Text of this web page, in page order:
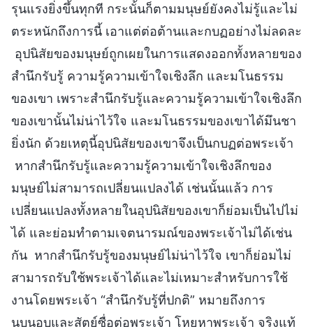
รุนแรงยิ่งขึ้นทุกที กระนั้นก็ตามมนุษย์ยังคงไม่รู้และไม่
ตระหนักถึงการนี้ เอาแต่ต่อต้านและกบฏอย่างไม่ลดละ
อุปนิสัยของมนุษย์ถูกเผยในการแสดงออกทั้งหลายของ
สำนึกรับรู้ ความรู้ความเข้าใจเชิงลึก และมโนธรรม
ของเขา เพราะสำนึกรับรู้และความรู้ความเข้าใจเชิงลึก
ของเขานั้นไม่น่าไว้ใจ และมโนธรรมของเขาได้มึนชา
ยิ่งนัก ด้วยเหตุนี้อุปนิสัยของเขาจึงเป็นกบฏต่อพระเจ้า
หากสำนึกรับรู้และความรู้ความเข้าใจเชิงลึกของ
มนุษย์ไม่สามารถเปลี่ยนแปลงได้ เช่นนั้นแล้ว การ
เปลี่ยนแปลงทั้งหลายในอุปนิสัยของเขาก็ย่อมเป็นไปไม่
ได้ และย่อมทำตามเจตนารมณ์ของพระเจ้าไม่ได้เช่น
กัน หากสำนึกรับรู้ของมนุษย์ไม่น่าไว้ใจ เขาก็ย่อมไม่
สามารถรับใช้พระเจ้าได้และไม่เหมาะสำหรับการใช้
งานโดยพระเจ้า “สำนึกรับรู้ที่ปกติ” หมายถึงการ
นบนอบและสัตย์ซื่อต่อพระเจ้า โหยหาพระเจ้า จริงแท้